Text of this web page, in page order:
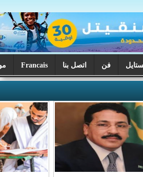
بنا Francais موريتانيا اليوم